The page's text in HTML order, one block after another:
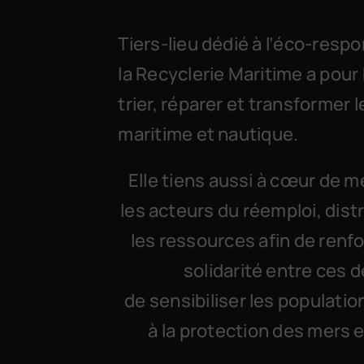
Tiers-lieu dédié à l’éco-
la Recyclerie Maritime a
trier, réparer et transformer
maritime et nautique.
Elle tiens aussi à cœur de
les acteurs du réemploi,
les ressources afin de
solidarité entre ces
de sensibiliser les
à la protection des mers